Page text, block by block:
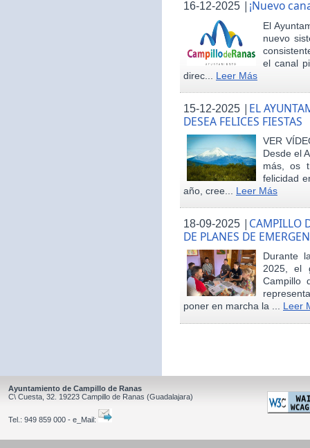
16-12-2025 | ¡Nuevo
El
nuevo
el canal
direc... Leer Más
15-12-2025 | EL
DESEA FELICES FIESTAS
VER
Desde el
más, os
felicidad
año, cree... Leer Más
18-09-2025 | CAMPILLO
DE PLANES DE
Durante
2025, el
Campillo
poner en marcha la ... Leer
Ayuntamiento de Campillo de Ranas
C\ Cuesta, 32. 19223 Campillo de Ranas (Guadalajara)
Tel.: 949 859 000 - e_Mail: